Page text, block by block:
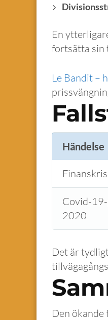
En
fortsätta sin
Le Bandit –
Händelse
Covid-
2020
Det är
Den